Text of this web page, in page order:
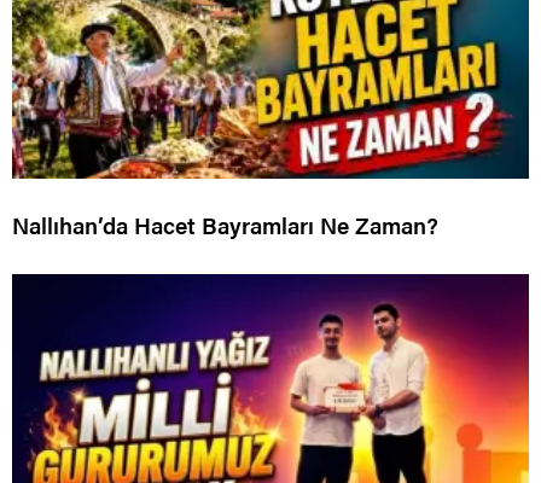
Nallıhan’da Hacet Bayramları Ne Zaman?